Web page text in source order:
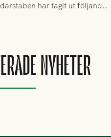
har tagit ut följande
NYHETER